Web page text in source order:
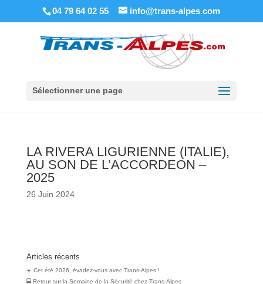
04 79 64 02 55 info@trans-alpes.com
Sélectionner une page
LA RIVERA LIGURIENNE (ITALIE),
AU SON DE L’ACCORDEON –
2025
26 Juin 2024
Articles récents
☀️ Cet été 2026, évadez-vous avec Trans-Alpes !
🚍 Retour sur la Semaine de la Sécurité chez Trans‑Alpes